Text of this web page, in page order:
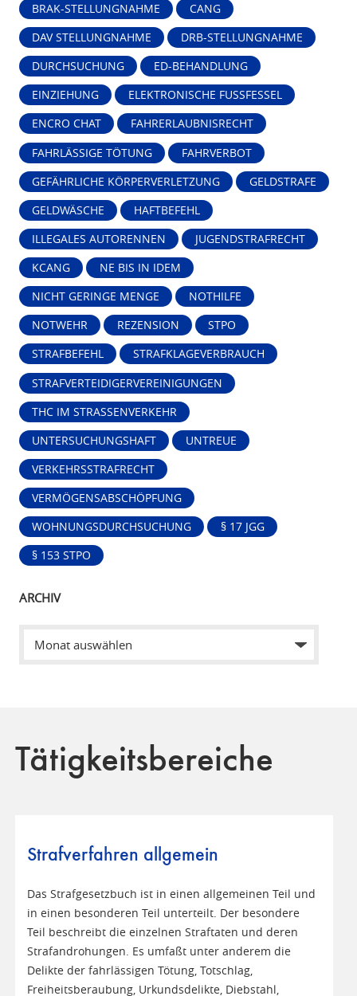
BRAK-STELLUNGNAHME CANG
DAV STELLUNGNAHME DRB-STELLUNGNAHME
DURCHSUCHUNG ED-BEHANDLUNG
EINZIEHUNG ELEKTRONISCHE FUSSFESSEL
ENCRO CHAT FAHRERLAUBNISRECHT
FAHRLÄSSIGE TÖTUNG FAHRVERBOT
GEFÄHRLICHE KÖRPERVERLETZUNG GELDSTRAFE
GELDWÄSCHE HAFTBEFEHL
ILLEGALES AUTORENNEN JUGENDSTRAFRECHT
KCANG NE BIS IN IDEM
NICHT GERINGE MENGE NOTHILFE
NOTWEHR REZENSION STPO
STRAFBEFEHL STRAFKLAGEVERBRAUCH
STRAFVERTEIDIGERVEREINIGUNGEN
THC IM STRASSENVERKEHR
UNTERSUCHUNGSHAFT UNTREUE
VERKEHRSSTRAFRECHT
VERMÖGENSABSCHÖPFUNG
WOHNUNGSDURCHSUCHUNG § 17 JGG
§ 153 STPO
ARCHIV
Tätigkeitsbereiche
Strafverfahren allgemein
Das Strafgesetzbuch ist in einen allgemeinen Teil und
in einen besonderen Teil unterteilt. Der besondere
Teil beschreibt die einzelnen Straftaten und deren
Strafandrohungen. Es umfaßt unter anderem die
Delikte der fahrlässigen Tötung, Totschlag,
Freiheitsberaubung, Urkundsdelikte, Diebstahl,